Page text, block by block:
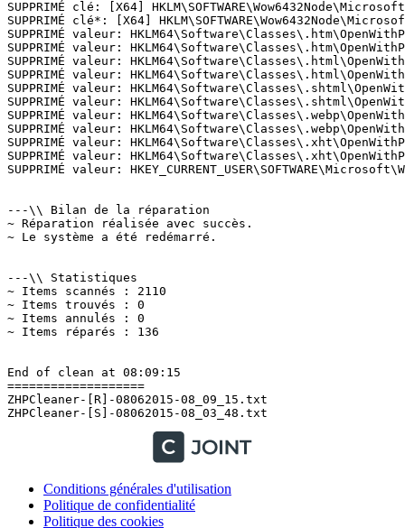
Conditions générales d'utilisation
Politique de confidentialité
Politique des cookies